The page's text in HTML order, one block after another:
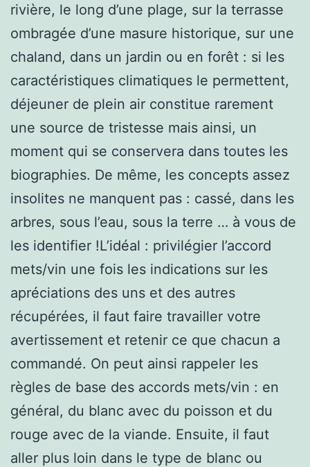
rivière, le long d’une plage, sur la terrasse
ombragée d’une masure historique, sur une
chaland, dans un jardin ou en forêt : si les
caractéristiques climatiques le permettent,
déjeuner de plein air constitue rarement
une source de tristesse mais ainsi, un
moment qui se conservera dans toutes les
biographies. De même, les concepts assez
insolites ne manquent pas : cassé, dans les
arbres, sous l’eau, sous la terre … à vous de
les identifier !L’idéal : privilégier l’accord
mets/vin une fois les indications sur les
apréciations des uns et des autres
récupérées, il faut faire travailler votre
avertissement et retenir ce que chacun a
commandé. On peut ainsi rappeler les
règles de base des accords mets/vin : en
général, du blanc avec du poisson et du
rouge avec de la viande. Ensuite, il faut
aller plus loin dans le type de blanc ou